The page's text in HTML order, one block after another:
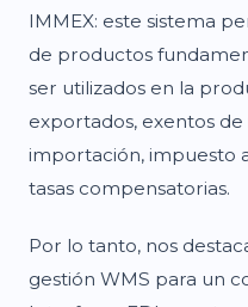
IMMEX: este sistema
de productos
ser utilizados en la
exportados, exentos
importación, impuesto
tasas compensatorias.
Por lo tanto, nos
gestión WMS para un